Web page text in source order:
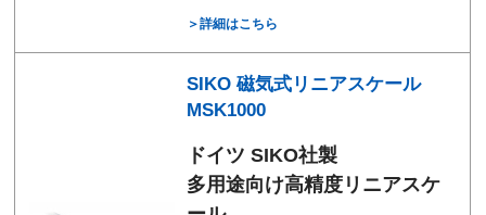
＞詳細はこちら
SIKO 磁気式リニアスケール
MSK1000
ドイツ SIKO社製
多用途向け高精度リニアスケ